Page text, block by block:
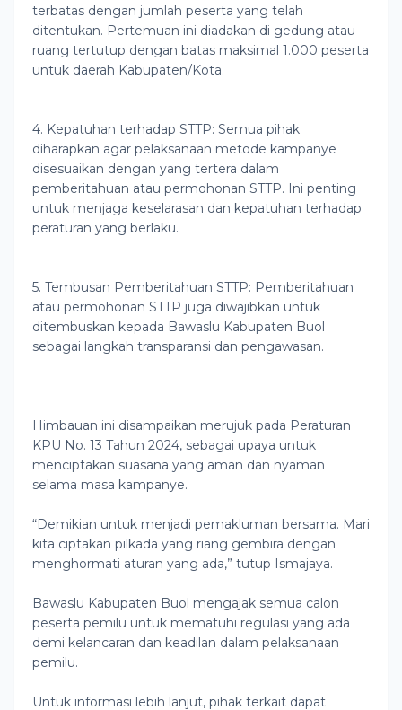
terbatas dengan jumlah peserta yang telah
ditentukan. Pertemuan ini diadakan di gedung atau
ruang tertutup dengan batas maksimal 1.000 peserta
untuk daerah Kabupaten/Kota.
4. Kepatuhan terhadap STTP: Semua pihak
diharapkan agar pelaksanaan metode kampanye
disesuaikan dengan yang tertera dalam
pemberitahuan atau permohonan STTP. Ini penting
untuk menjaga keselarasan dan kepatuhan terhadap
peraturan yang berlaku.
5. Tembusan Pemberitahuan STTP: Pemberitahuan
atau permohonan STTP juga diwajibkan untuk
ditembuskan kepada Bawaslu Kabupaten Buol
sebagai langkah transparansi dan pengawasan.
Himbauan ini disampaikan merujuk pada Peraturan
KPU No. 13 Tahun 2024, sebagai upaya untuk
menciptakan suasana yang aman dan nyaman
selama masa kampanye.
“Demikian untuk menjadi pemakluman bersama. Mari
kita ciptakan pilkada yang riang gembira dengan
menghormati aturan yang ada,” tutup Ismajaya.
Bawaslu Kabupaten Buol mengajak semua calon
peserta pemilu untuk mematuhi regulasi yang ada
demi kelancaran dan keadilan dalam pelaksanaan
pemilu.
Untuk informasi lebih lanjut, pihak terkait dapat